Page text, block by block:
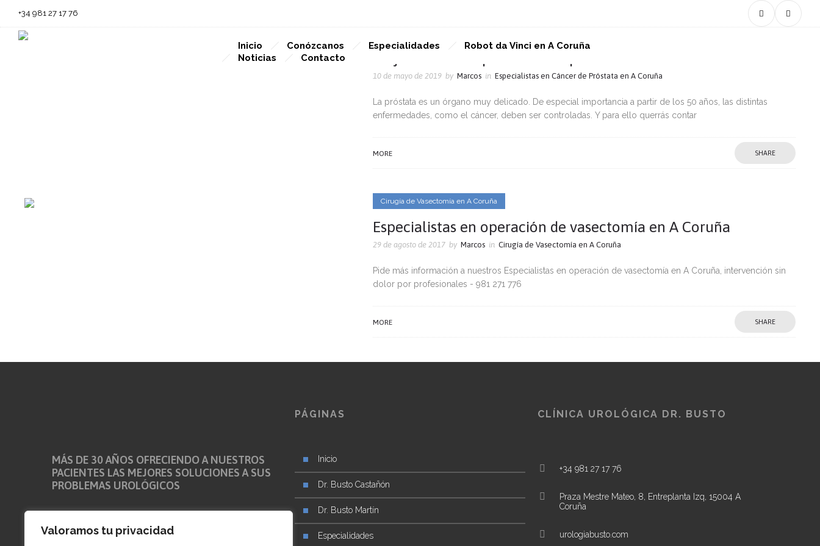
Valoramos tu privacidad
+34 981 27 17 76
Inicio Conózcanos Especialidades
Robot da Vinci en A Coruña
Noticias
Contacto
10 de mayo de 2019 by Marcos in Especialistas en Cáncer de Próstata en A Coruña
La próstata es un órgano muy delicado. De especial importancia a partir de los 50 años, las distintas
enfermedades, como el cáncer, deben ser controladas. Y para ello querrás contar
MORE SHARE
Cirugía de Vasectomía en A Coruña
Especialistas en operación de vasectomía en A Coruña
29 de agosto de 2017 by Marcos in Cirugía de Vasectomía en A Coruña
Pide más información a nuestros Especialistas en operación de vasectomía en A Coruña, intervención sin
dolor por profesionales - 981 271 776
MORE SHARE
MÁS DE 30 AÑOS OFRECIENDO A NUESTROS
PACIENTES LAS MEJORES SOLUCIONES A SUS
PROBLEMAS UROLÓGICOS
de La Coruña. Frente al aparcamiento público de la Plaza
PÁGINAS
Inicio
Dr. Busto Castañón
Dr. Busto Martín
Especialidades
CLÍNICA UROLÓGICA DR. BUSTO
+34 981 27 17 76
Praza Mestre Mateo, 8, Entreplanta Izq, 15004 A
Coruña
urologiabusto.com